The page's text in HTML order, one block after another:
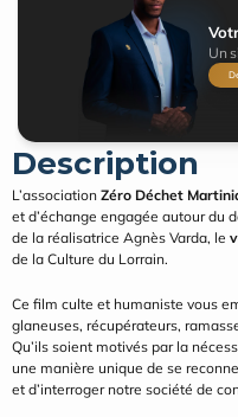
Un
Description
L’association Zéro Déchet
et d’échange engagée autour du
de la réalisatrice Agnès Varda, le
de la Culture du Lorrain.
Ce film culte et humaniste vous
glaneuses, récupérateurs,
Qu’ils soient motivés par la
une manière unique de se
et d’interroger notre société de